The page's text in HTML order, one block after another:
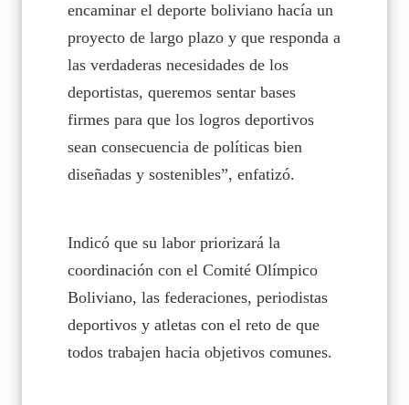
encaminar el deporte boliviano hacía un
proyecto de largo plazo y que responda a
las verdaderas necesidades de los
deportistas, queremos sentar bases
firmes para que los logros deportivos
sean consecuencia de políticas bien
diseñadas y sostenibles”, enfatizó.
Indicó que su labor priorizará la
coordinación con el Comité Olímpico
Boliviano, las federaciones, periodistas
deportivos y atletas con el reto de que
todos trabajen hacia objetivos comunes.